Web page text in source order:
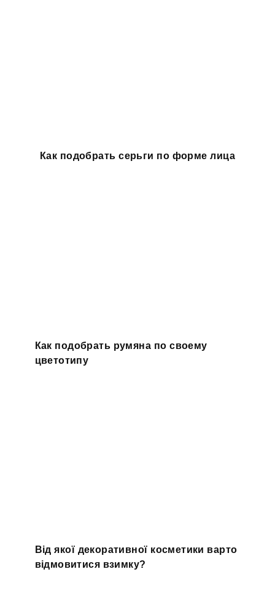
Как подобрать серьги по форме лица
Как подобрать румяна по своему
цветотипу
Від якої декоративної косметики варто
відмовитися взимку?